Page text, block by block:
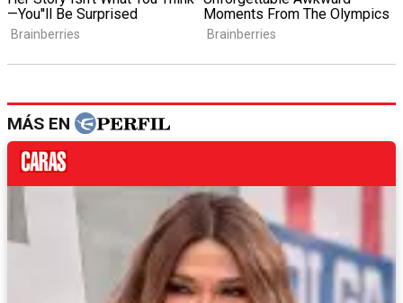
MÁS EN